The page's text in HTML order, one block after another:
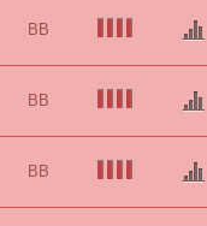
BB
BB
BB